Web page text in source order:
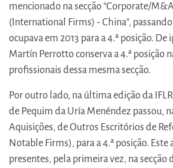
mencionado na secção “Corporate/
(International Firms) - China”, passando
ocupava em 2013 para a 4.ª posição.
Martín Perrotto conserva a 4.ª posição
profissionais dessa mesma secção.
Por outro lado, na última edição da
de Pequim da Uría Menéndez passou,
Aquisições, de Outros Escritórios de
Notable Firms), para a 4.ª posição. Este
presentes, pela primeira vez, na secção